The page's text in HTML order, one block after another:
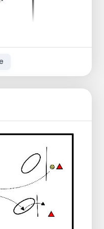
2 vasi, mischiare
troppo in alto.
shuffle. 2 x 10
laterale
Rimanere fermi
al centro 2 x 3